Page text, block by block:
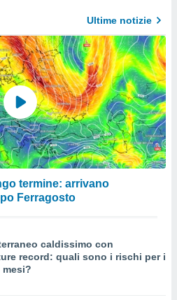
Ultime notizie
termine: arrivano
Ferragosto
caldissimo con
record: quali sono i rischi per i